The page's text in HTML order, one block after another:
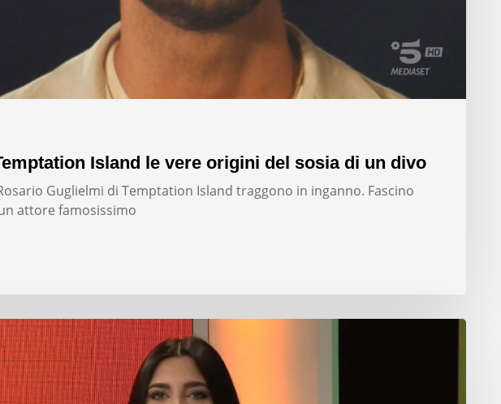
Island le vere origini del sosia di un divo
Guglielmi di Temptation Island traggono in inganno. Fascino
attore famosissimo